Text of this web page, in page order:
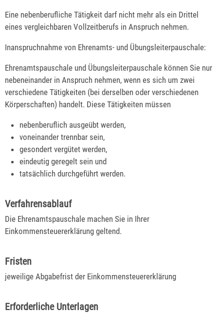
Eine nebenberufliche Tätigkeit darf nicht mehr als ein Drittel
eines vergleichbaren Vollzeitberufs in Anspruch nehmen.
Inanspruchnahme von Ehrenamts- und Übungsleiterpauschale:
Ehrenamtspauschale und Übungsleiterpauschale können Sie nur
nebeneinander in Anspruch nehmen, wenn es sich um zwei
verschiedene Tätigkeiten (bei derselben oder verschiedenen
Körperschaften) handelt. Diese Tätigkeiten müssen
nebenberuflich ausgeübt werden,
voneinander trennbar sein,
gesondert vergütet werden,
eindeutig geregelt sein und
tatsächlich durchgeführt werden.
Verfahrensablauf
Die Ehrenamtspauschale machen Sie in Ihrer
Einkommensteuererklärung geltend.
Fristen
jeweilige Abgabefrist der Einkommensteuererklärung
Erforderliche Unterlagen